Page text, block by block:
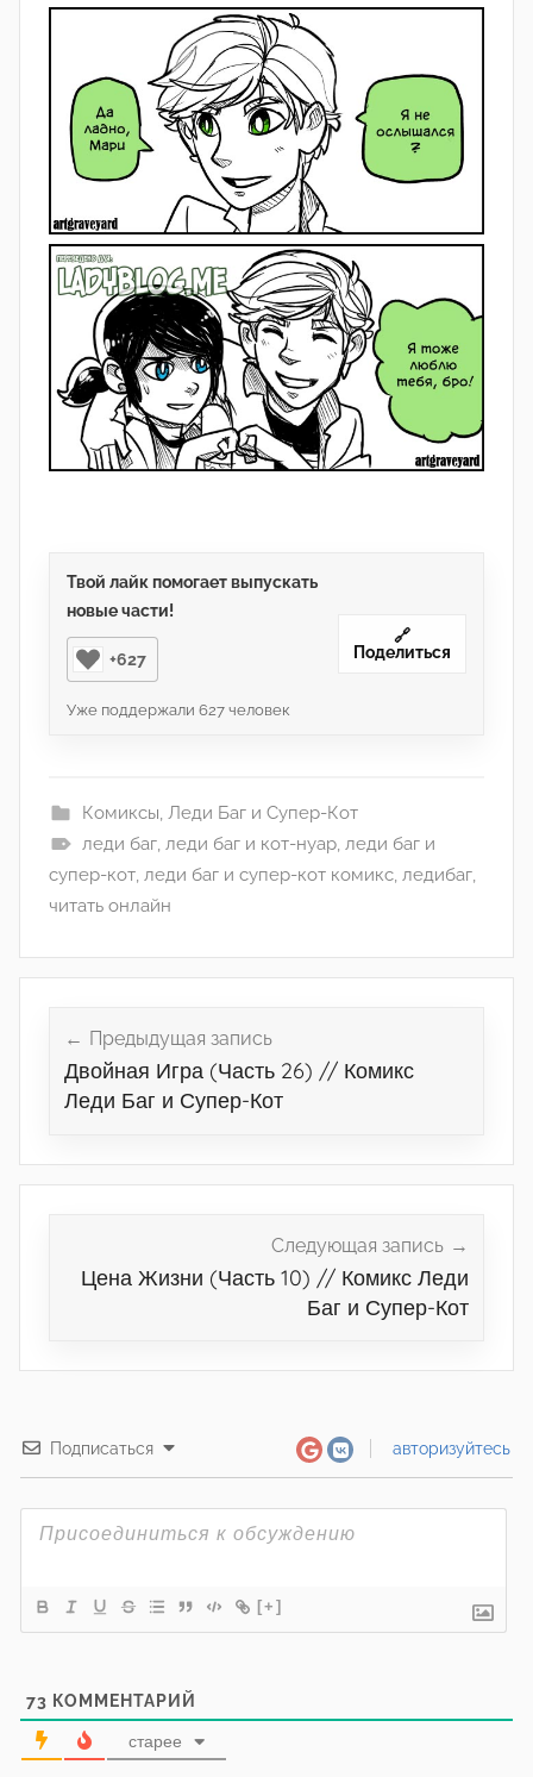
Твой лайк помогает выпускать
новые части!
+627
Уже поддержали 627 человек
🔗
Поделиться
Комиксы, Леди Баг и Супер-Кот
леди баг, леди баг и кот-нуар, леди баг и
супер-кот, леди баг и супер-кот комикс, ледибаг,
читать онлайн
записям
Предыдущая запись
Двойная Игра (Часть 26) // Комикс
Леди Баг и Супер-Кот
Следующая запись
Цена Жизни (Часть 10) // Комикс Леди
Баг и Супер-Кот
Подписаться авторизуйтесь
[+]
73 КОММЕНТАРИЙ
старее